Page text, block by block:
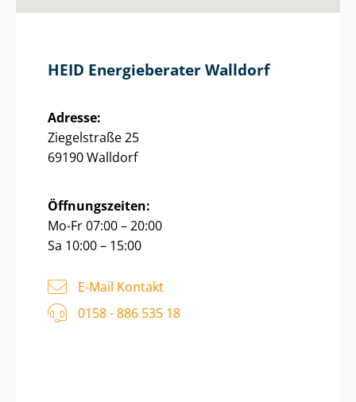
HEID Energieberater Walldorf
Adresse:
Ziegelstraße 25
69190 Walldorf
Öffnungszeiten:
Mo-Fr 07:00 – 20:00
Sa 10:00 – 15:00
E-Mail Kontakt
0158 - 886 535 18